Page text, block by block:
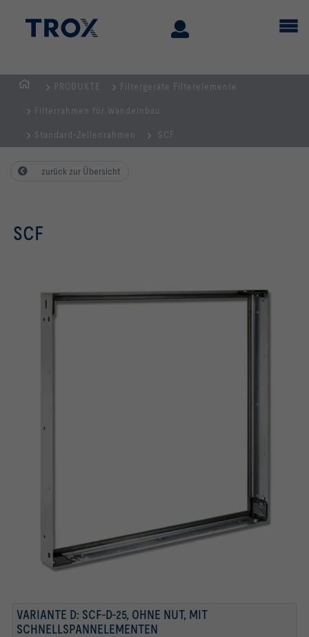
PRODUKTE Filtergeräte Filterelemente
Filterrahmen für Wandeinbau
Standard-Zellenrahmen SCF
zurück zur Übersicht
SCF
VARIANTE D: SCF-D-25, OHNE NUT, MIT
SCHNELLSPANNELEMENTEN
Zellenrahmen mit Schnellspannelement
Zellenrahmen mit Nut
Spannelemente und Endlosdichtung
Zellenrahmen mit Stützgitter und Andruckrahmen